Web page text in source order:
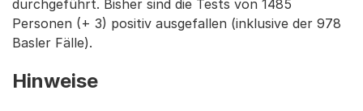
durchgeführt. Bisher sind die Tests von 1485
Personen (+ 3) positiv ausgefallen (inklusive der 978
Basler Fälle).
Hinweise